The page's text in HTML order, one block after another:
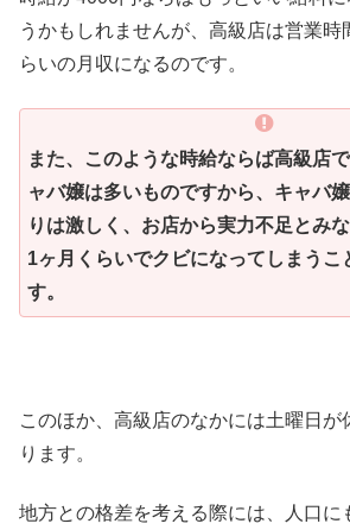
うかもしれませんが、高級店は営業時
らいの月収になるのです。
また、このような時給ならば高級店
ャバ嬢は多いものですから、キャバ
りは激しく、お店から実力不足とみ
1ヶ月くらいでクビになってしまうこ
す。
このほか、高級店のなかには土曜日が
ります。
地方との格差を考える際には、人口に